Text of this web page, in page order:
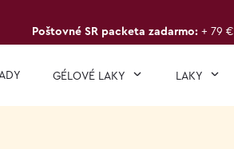
Poštovné SR packeta zadarmo: + 79 €
GÉLOVÉ LAKY LAKY